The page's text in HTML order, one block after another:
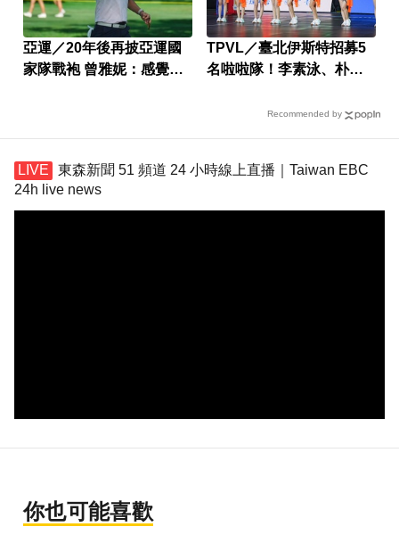
亞運／20年後再披亞運國
家隊戰袍 曾雅妮：感覺很
TPVL／臺北伊斯特招募5
名啦啦隊！李素泳、朴恩
Recommended by
東森新聞 51 頻道 24 小時線上直播｜Taiwan EBC
24h live news
你也可能喜歡